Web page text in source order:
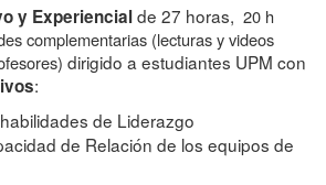
y Experiencialde 27 horas, 20 h
complementarias (lecturas y videos
dirigido a estudiantes UPM con
:
de Liderazgo
de Relación de los equipos de